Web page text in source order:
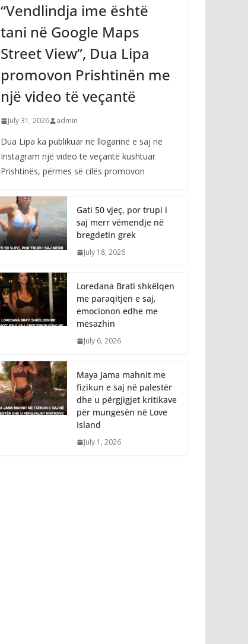
“Vendlindja ime është
tani në Google Maps
Street View”, Dua Lipa
promovon Prishtinën me
një video të veçantë
July 31, 2026 admin
Dua Lipa ka publikuar në llogarinë e saj në
Instagram një video të veçantë kushtuar
Prishtinës, përmes së cilës promovon
Gati 50 vjeç, por trupi i
saj merr vëmendje në
bregdetin grek
July 18, 2026
Loredana Brati shkëlqen
me paraqitjen e saj,
emocionon edhe me
mesazhin
July 6, 2026
Maya Jama mahnit me
fizikun e saj në palestër
dhe u përgjigjet kritikave
për mungesën në Love
Island
July 1, 2026